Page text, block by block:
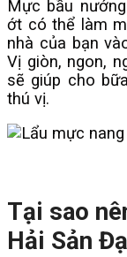
Mực bầu
ớt có thể làm
nhà của bạn
Vị giòn, ngon,
sẽ giúp cho
thú vị.
Tại sao
Hải Sản